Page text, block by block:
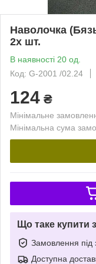
Наволочка
2х шт.
В наявності 20 од.
Код: G-2001 /02.24
124 ₴
Мінімальне
Мінімальна сума
Що таке купити
Замовлення під
Доступна